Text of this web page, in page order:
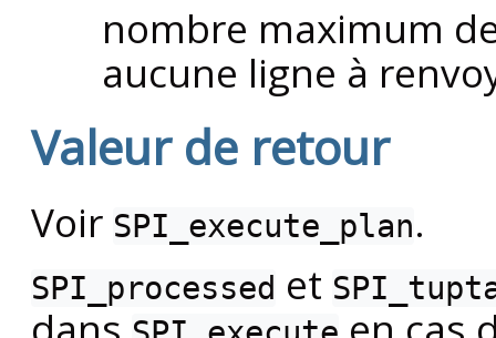
nombre maximum
aucune ligne à
Valeur de retour
Voir SPI_execute_plan.
SPI_processed et